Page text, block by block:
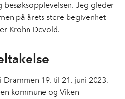
besøksopplevelsen. Jeg gleder
på årets store begivenhet
Krohn Devold.
19. til 21. juni 2023, i
kommune og Viken